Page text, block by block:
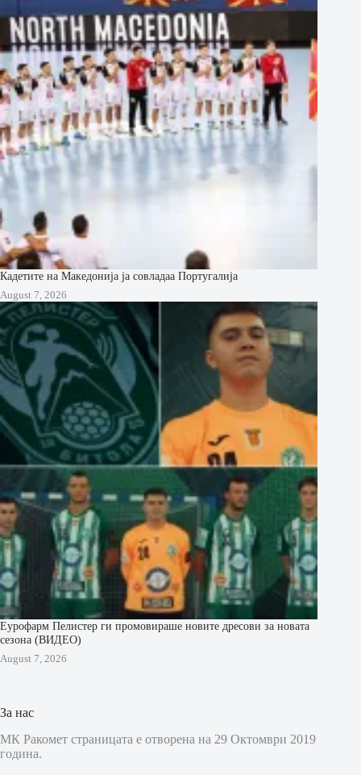
Кадетите на Македонија ја совладаа Португалија
August 7, 2026
Еурофарм Пелистер ги промовираше новите дресови за новата
сезона (ВИДЕО)
August 7, 2026
За нас
МК Ракомет страницата е отворена на 29 Октомври 2019
година.